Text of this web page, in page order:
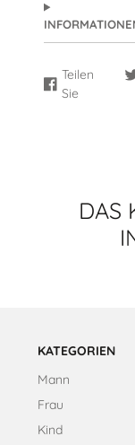
Teilen
Sie
Auf
Wird
DAS
KATEGORIEN
Mann
Frau
Kind